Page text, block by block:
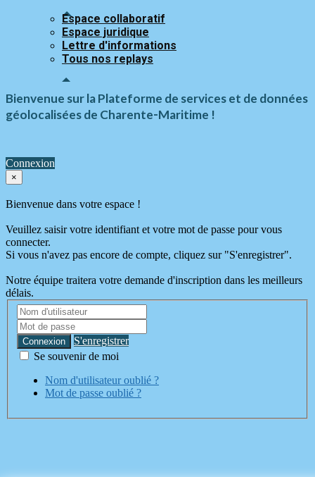
Espace collaboratif
Espace juridique
Lettre d'informations
Tous nos replays
Bienvenue sur la Plateforme de services et de données
géolocalisées de Charente-Maritime !
Connexion
×
Bienvenue dans votre espace !
Veuillez saisir votre identifiant et votre mot de passe pour vous
connecter.
Si vous n'avez pas encore de compte, cliquez sur "S'enregistrer".
Notre équipe traitera votre demande d'inscription dans les meilleurs
délais.
Connexion
S'enregistrer
Se souvenir de moi
Nom d'utilisateur oublié ?
Mot de passe oublié ?